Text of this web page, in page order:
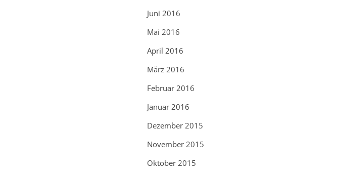
Juni 2016
Mai 2016
April 2016
März 2016
Februar 2016
Januar 2016
Dezember 2015
November 2015
Oktober 2015